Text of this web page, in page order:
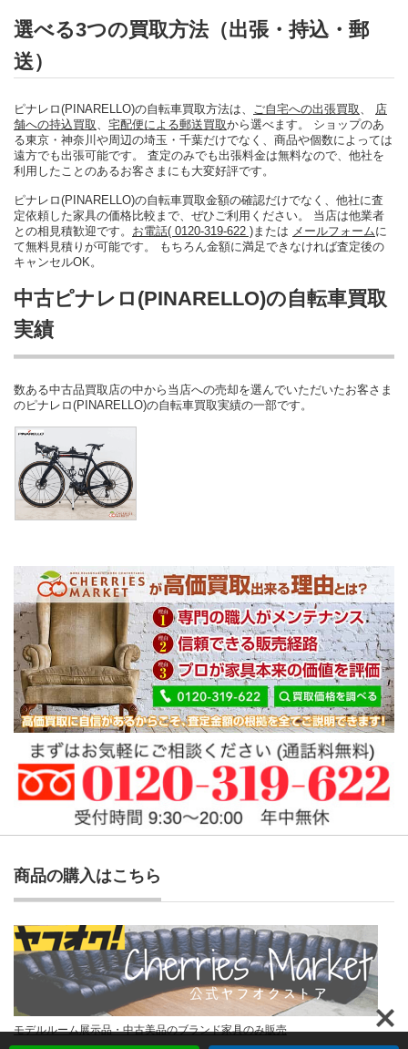
選べる3つの買取方法（出張・持込・郵
送）
ピナレロ(PINARELLO)の自転車買取方法は、 ご自宅への出張買取
店
舗への持込買取
宅配便による郵送買取から選べます。 ショップのあ
る東京・神奈川や周辺の埼玉・千葉だけでなく、商品や個数によっては
遠方でも出張可能です。 査定のみでも出張料金は無料なので、他社を
利用したことのあるお客さまにも大変好評です。
ピナレロ(PINARELLO)の自転車買取金額の確認だけでなく、他社に査
定依頼した家具の価格比較まで、ぜひご利用ください。 当店は他業者
との相見積歓迎です。 お電話( 0120-319-622 ) または メールフォームに
て無料見積りが可能です。 もちろん金額に満足できなければ査定後の
キャンセルOK。
中古ピナレロ(PINARELLO)の自転車買取
実績
数ある中古品買取店の中から当店への売却を選んでいただいたお客さま
のピナレロ(PINARELLO)の自転車買取実績の一部です。
商品の購入はこちら
モデルルーム展示品・中古美品のブランド家具のみ販売